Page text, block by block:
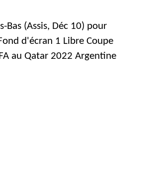
(Assis, Déc 10) pour
d'écran 1 Libre Coupe
au Qatar 2022 Argentine